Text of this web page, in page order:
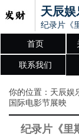
天辰娱
纪录片《
首页
联系我们
你的位置： 天辰娱
国际电影节展映
纪录片《里